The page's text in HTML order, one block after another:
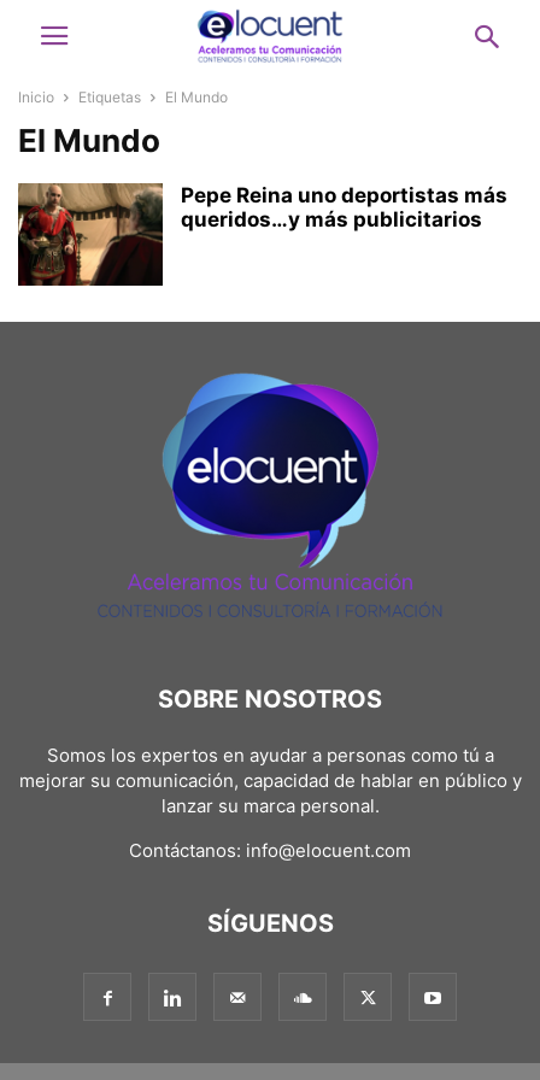
Inicio Etiquetas El Mundo
El Mundo
Pepe Reina uno deportistas más
queridos…y más publicitarios
SOBRE NOSOTROS
Somos los expertos en ayudar a personas como tú a
mejorar su comunicación, capacidad de hablar en público y
lanzar su marca personal.
Contáctanos: info@elocuent.com
SÍGUENOS